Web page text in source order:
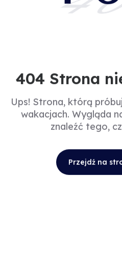
404 Strona
Ups! Strona, którą
wakacjach. Wygląda
znaleźć tego,
Przejdź na